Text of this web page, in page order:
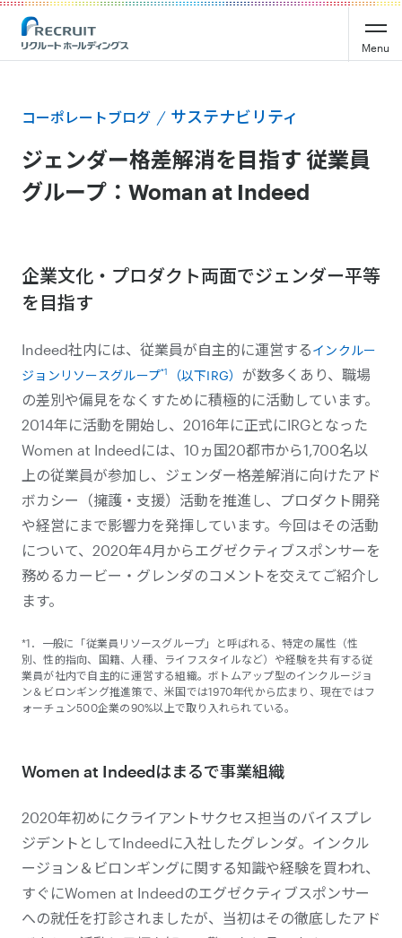
Menu
コーポレートブログ サステナビリティ
ジェンダー格差解消を目指す 従業員
グループ：Woman at Indeed
企業文化・プロダクト両面でジェンダー平等
を目指す
Indeed社内には、従業員が自主的に運営するインクルー
ジョンリソースグループ*1 （以下IRG） が数多くあり、職場
の差別や偏見をなくすために積極的に活動しています。
2014年に活動を開始し、2016年に正式にIRGとなった
Women at Indeedには、10ヵ国20都市から1,700名以
上の従業員が参加し、ジェンダー格差解消に向けたアド
ボカシー（擁護・支援）活動を推進し、プロダクト開発
や経営にまで影響力を発揮しています。今回はその活動
について、2020年4月からエグゼクティブスポンサーを
務めるカービー・グレンダのコメントを交えてご紹介し
ます。
*1．一般に「従業員リソースグループ」と呼ばれる、特定の属性（性
別、性的指向、国籍、人種、ライフスタイルなど）や経験を共有する従
業員が社内で自主的に運営する組織。ボトムアップ型のインクルージョ
ン＆ビロンギング推進策で、米国では1970年代から広まり、現在ではフ
ォーチュン500企業の90%以上で取り入れられている。
Women at Indeedはまるで事業組織
2020年初めにクライアントサクセス担当のバイスプレ
ジデントとしてIndeedに入社したグレンダ。インクル
ージョン＆ビロンギングに関する知識や経験を買われ、
すぐにWomen at Indeedのエグゼクティブスポンサー
への就任を打診されましたが、当初はその徹底したアド